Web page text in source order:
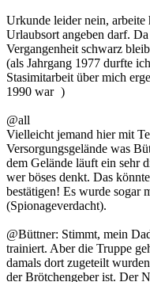
Urkunde leider nein,
Urlaubsort angeben darf.
Vergangenheit schwarz
(als Jahrgang 1977 durfte
Stasimitarbeit über mich
1990 war )
@all
Vielleicht jemand hier mit
Versorgungsgelände was
dem Gelände läuft ein sehr
wer böses denkt. Das
bestätigen! Es wurde sogar
(Spionageverdacht).
@Büttner: Stimmt, mein
trainiert. Aber die Truppe
damals dort zugeteilt
der Brötchengeber ist. Der